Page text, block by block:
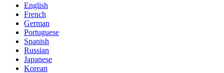
English
French
German
Portuguese
Spanish
Russian
Japanese
Korean